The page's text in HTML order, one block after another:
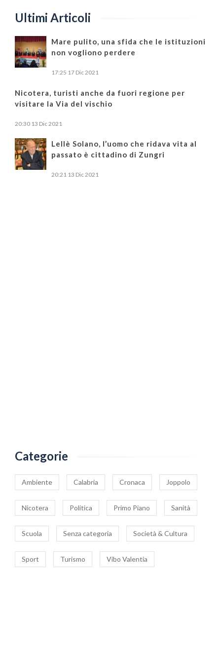
Ultimi Articoli
Mare pulito, una sfida che le istituzioni
non vogliono perdere
17:25 17 Dic 2021
Nicotera, turisti anche da fuori regione per
visitare la Via del vischio
20:30 13 Dic 2021
Lellè Solano, l’uomo che ridava vita al
passato è cittadino di Zungri
20:21 13 Dic 2021
Categorie
Ambiente Calabria Cronaca Joppolo
Nicotera Politica Primo Piano Sanità
Scuola Senza categoria Società & Cultura
Sport Turismo Vibo Valentia